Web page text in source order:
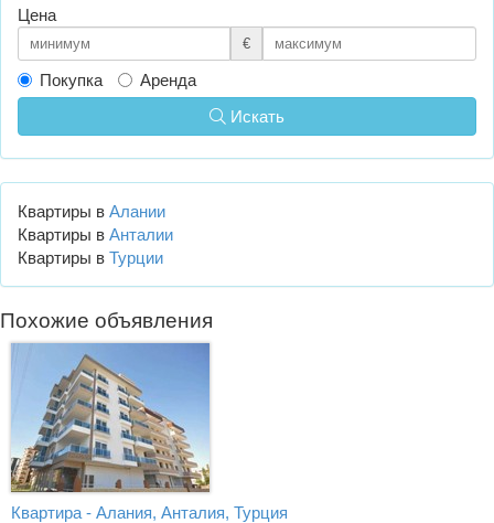
Цена
€
Покупка
Аренда
Искать
Квартиры в Алании
Квартиры в Анталии
Квартиры в Турции
Похожие объявления
Квартира - Алания, Анталия, Турция